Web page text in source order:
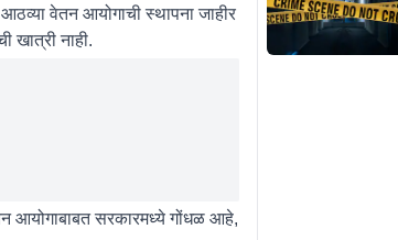
वेतन आयोगाची स्थापना जाहीर
खात्री नाही.
आयोगाबाबत सरकारमध्ये गोंधळ आहे,